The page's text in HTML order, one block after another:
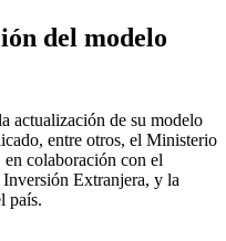
del modelo
actualización de su modelo
entre otros, el Ministerio
colaboración con el
Extranjera, y la
país.